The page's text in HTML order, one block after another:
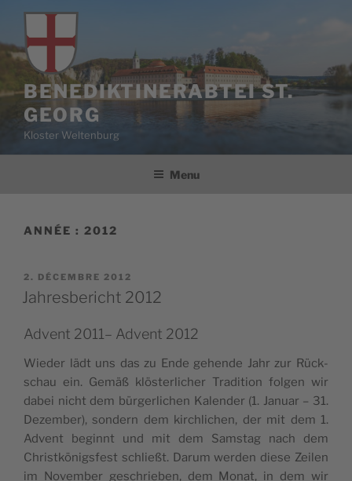
Aller
contenu
principal
BENEDIKTINERABTEI ST.
GEORG
Kloster Weltenburg
Menu
ANNÉE : 2012
PUBLIÉ
LE
2. DÉCEMBRE 2012
Jahresbericht 2012
Advent 2011– Advent 2012
Wie­der lädt uns das zu Ende gehende Jahr zur Rück­
schau ein. Gemäß klös­ter­li­cher Tra­di­tion fol­gen wir
dabei nicht dem bür­ger­li­chen Kalen­der (1. Januar – 31.
Dezem­ber), son­dern dem kir­chli­chen, der mit dem 1.
Advent beginnt und mit dem Sam­stag nach dem
Christkö­nig­sfest schließt. Darum wer­den diese Zei­len
im Novem­ber ges­chrie­ben, dem Monat, in dem wir